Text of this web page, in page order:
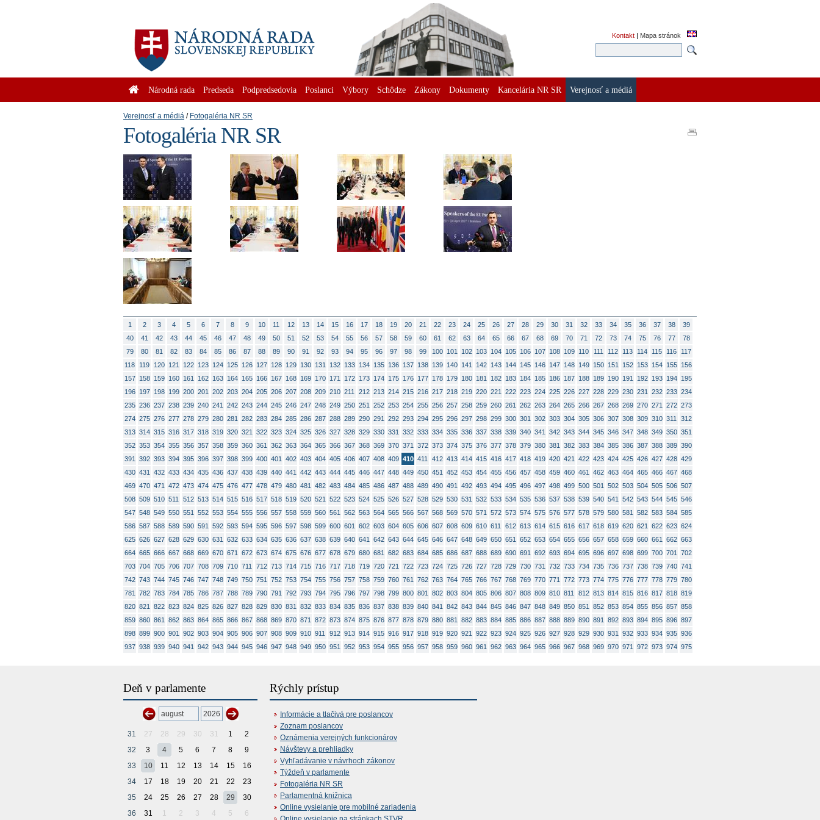
Kontakt | Mapa stránok
Národná rada Predseda Podpredsedovia Poslanci Výbory Schôdze Zákony Dokumenty Kancelária NR SR Verejnosť a médiá
Verejnosť a médiá Fotogaléria NR SR
Fotogaléria NR SR
1 2 3 4 5 6 7 8 9 10 11 12 13 14 15 16 17 18 19 20 21 22 23 24 25 26 27 28 29 30 31 32 33 34 35 36 37 38
39
40
41 42 43 44 45 46 47 48 49 50 51 52 53 54 55 56 57 58 59 60 61 62 63 64 65 66 67 68 69 70 71 72 73 74 75 76 77
78
79
80 81 82 83 84 85 86 87 88 89 90 91 92 93 94 95 96 97 98 99 100 101 102 103 104 105 106 107 108 109 110 111 112 113 114 115 116
117
118
119 120 121 122 123 124 125 126 127 128 129 130 131 132 133 134 135 136 137 138 139 140 141 142 143 144 145 146 147 148 149 150 151 152 153 154 155
156
157
158 159 160 161 162 163 164 165 166 167 168 169 170 171 172 173 174 175 176 177 178 179 180 181 182 183 184 185 186 187 188 189 190 191 192 193 194
195
196
197 198 199 200 201 202 203 204 205 206 207 208 209 210 211 212 213 214 215 216 217 218 219 220 221 222 223 224 225 226 227 228 229 230 231 232 233 234
235 236 237 238 239 240 241 242 243 244 245 246 247 248 249 250 251 252 253 254 255 256 257 258 259 260 261 262 263 264 265 266 267 268 269 270 271 272 273
274 275 276 277 278 279 280 281 282 283 284 285 286 287 288 289 290 291 292 293 294 295 296 297 298 299 300 301 302 303 304 305 306 307 308 309 310 311
312
313 314 315 316 317 318 319 320 321 322 323 324 325 326 327 328 329 330 331 332 333 334 335 336 337 338 339 340 341 342 343 344 345 346 347 348 349 350 351
352 353 354 355 356 357 358 359 360 361 362 363 364 365 366 367 368 369 370 371 372 373 374 375 376 377 378 379 380 381 382 383 384 385 386 387 388 389 390
391
392 393 394 395 396 397 398 399 400 401 402 403 404 405 406 407 408 409 410 411 412 413 414 415 416 417 418 419 420 421 422 423 424 425 426 427 428 429
430 431 432 433 434 435 436 437 438 439 440 441 442 443 444 445 446 447 448 449 450 451 452 453 454 455 456 457 458 459 460 461 462 463 464 465 466 467 468
469 470 471 472 473 474 475 476 477 478 479 480 481 482 483 484 485 486 487 488 489 490 491 492 493 494 495 496 497 498 499 500 501 502 503 504 505 506 507
508 509 510 511 512 513 514 515 516 517 518 519 520 521 522 523 524 525 526 527 528 529 530 531 532 533 534 535 536 537 538 539 540 541 542 543 544 545 546
547 548 549 550 551 552 553 554 555 556 557 558 559 560 561 562 563 564 565 566 567 568 569 570 571 572 573 574 575 576 577 578 579 580 581 582 583 584 585
586 587 588 589 590 591 592 593 594 595 596 597 598 599 600 601 602 603 604 605 606 607 608 609 610 611 612 613 614 615 616 617 618 619 620 621 622 623 624
625 626 627 628 629 630 631 632 633 634 635 636 637 638 639 640 641 642 643 644 645 646 647 648 649 650 651 652 653 654 655 656 657 658 659 660 661 662 663
664 665 666 667 668 669 670 671 672 673 674 675 676 677 678 679 680 681 682 683 684 685 686 687 688 689 690 691 692 693 694 695 696 697 698 699 700 701
702
703 704 705 706 707 708 709 710 711 712 713 714 715 716 717 718 719 720 721 722 723 724 725 726 727 728 729 730 731 732 733 734 735 736 737 738 739 740 741
742 743 744 745 746 747 748 749 750 751 752 753 754 755 756 757 758 759 760 761 762 763 764 765 766 767 768 769 770 771 772 773 774 775 776 777 778 779 780
781
782 783 784 785 786 787 788 789 790 791 792 793 794 795 796 797 798 799 800 801 802 803 804 805 806 807 808 809 810 811 812 813 814 815 816 817 818 819
820 821 822 823 824 825 826 827 828 829 830 831 832 833 834 835 836 837 838 839 840 841 842 843 844 845 846 847 848 849 850 851 852 853 854 855 856 857 858
859 860 861 862 863 864 865 866 867 868 869 870 871 872 873 874 875 876 877 878 879 880 881 882 883 884 885 886 887 888 889 890 891 892 893 894 895 896 897
898 899 900 901 902 903 904 905 906 907 908 909 910 911 912 913 914 915 916 917 918 919 920 921 922 923 924 925 926 927 928 929 930 931 932 933 934 935 936
937 938 939 940 941 942 943 944 945 946 947 948 949 950 951 952 953 954 955 956 957 958 959 960 961 962 963 964 965 966 967 968 969 970 971 972 973 974 975
Deň v parlamente
31 27 28 29 30 31 1
2
32
3 4 5 6 7 8
9
33
10 11 12 13 14 15
16
34
17 18 19 20 21 22
23
35
24 25 26 27 28 29
30
36
31 1 2 3 4 5 6
Rýchly prístup
Informácie a tlačivá pre poslancov
Zoznam poslancov
Oznámenia verejných funkcionárov
Návštevy a prehliadky
Vyhľadávanie v návrhoch zákonov
Týždeň v parlamente
Fotogaléria NR SR
Parlamentná knižnica
Online vysielanie pre mobilné zariadenia